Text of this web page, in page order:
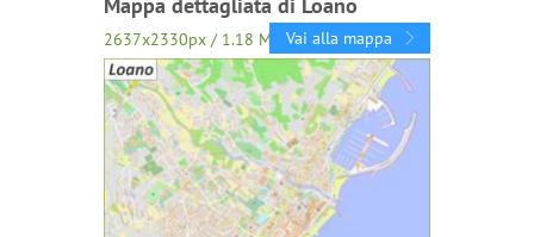
2637x2330px / 1.18 Mb Vai alla mappa